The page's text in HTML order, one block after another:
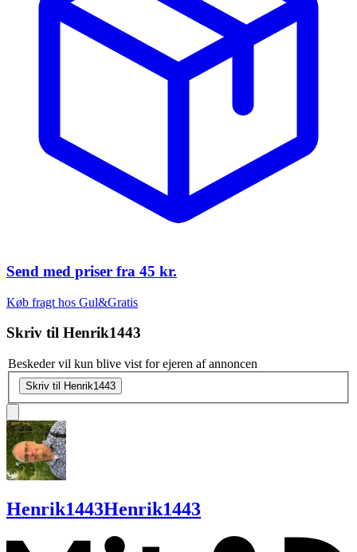
Send med priser fra 45 kr.
Køb fragt hos Gul&Gratis
Skriv til Henrik1443
Beskeder vil kun blive vist for ejeren af annoncen
Skriv til Henrik1443
Henrik1443Henrik1443